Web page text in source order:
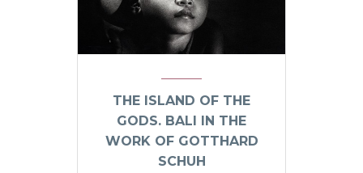
THE ISLAND OF THE
GODS. BALI IN THE
WORK OF GOTTHARD
SCHUH